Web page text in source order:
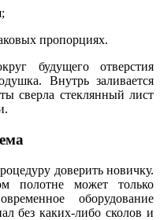
пропорциях.
будущего отверстия
Внутрь заливается
сверла стеклянный лист
доверить новичку.
полотне может только
оборудование
без каких-либо сколов и